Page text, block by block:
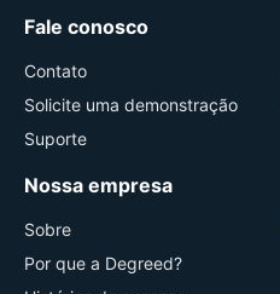
Fale conosco
Contato
Solicite uma demonstração
Suporte
Nossa empresa
Sobre
Por que a Degreed?